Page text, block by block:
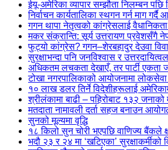
ईयू-अमेरिका व्यापार सम्झौता निलम्बन
निर्वाचन कार्यतालिका स्थगन गर्न माग गर्दै
गगन थापा नेतृत्वको कांग्रेसलाई वैधानिकता
मकर संक्रान्ति: सूर्य उत्तरायण प्रवेशसँगै
फुट्यो कांग्रेस? गगन–शेरबहादुर देउवा
सुरक्षाभन्दा पनि जनविश्वास र
अधिकतम लचकता देखाएँ, तर पार्टी एकता
टोखा नगरपालिकाको आयोजनामा
१० लाख डलर तिर्ने विदेशीहरूलाई
श्रीलंकामा बाढी – पहिरोबाट १३२
मतदाता नामावली दर्ता सहज बनाउन
सुनको मूल्यमा वृद्धि
१८ किलो सुन चोरी भएपछि वाणिज्य बैंकले
भदौ २३ र २४ मा ‘खटिएका’ सुरक्षाकर्मीको